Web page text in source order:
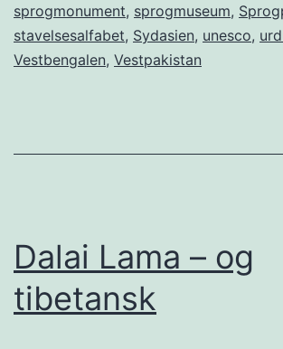
sprogmonument, sprogmuseum,
stavelsesalfabet, Sydasien, unesco,
Vestbengalen, Vestpakistan
Dalai Lama – og
tibetansk